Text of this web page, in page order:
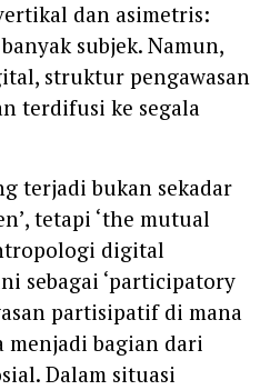
dan asimetris:
subjek. Namun,
struktur pengawasan
terdifusi ke segala
terjadi bukan sekadar
tetapi ‘the mutual
digital
sebagai ‘participatory
partisipatif di mana
menjadi bagian dari
Dalam situasi